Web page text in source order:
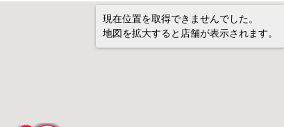
現在位置を取得できませんでした。
地図を拡大すると店舗が表示されます。